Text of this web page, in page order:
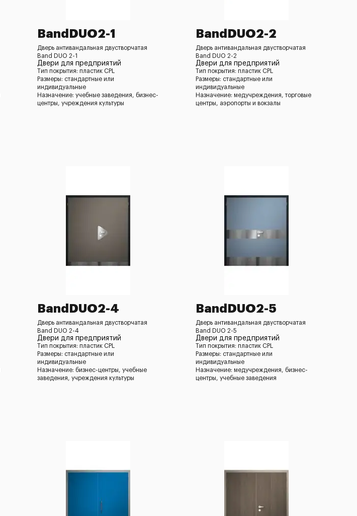
BandDUO2-1
Дверь антивандальная двустворчатая
Band DUO 2-1
Двери для предприятий
Тип покрытия: пластик CPL
Размеры: стандартные или
индивидуальные
Назначение: учебные заведения, бизнес-
центры, учреждения культуры
BandDUO2-2
Дверь антивандальная двустворчатая
Band DUO 2-2
Двери для предприятий
Тип покрытия: пластик CPL
Размеры: стандартные или
индивидуальные
Назначение: медучреждения, торговые
центры, аэропорты и вокзалы
BandDUO2-4
Дверь антивандальная двустворчатая
Band DUO 2-4
Двери для предприятий
Тип покрытия: пластик CPL
Размеры: стандартные или
индивидуальные
Назначение: бизнес-центры, учебные
заведения, учреждения культуры
BandDUO2-5
Дверь антивандальная двустворчатая
Band DUO 2-5
Двери для предприятий
Тип покрытия: пластик CPL
Размеры: стандартные или
индивидуальные
Назначение: медучреждения, бизнес-
центры, учебные заведения